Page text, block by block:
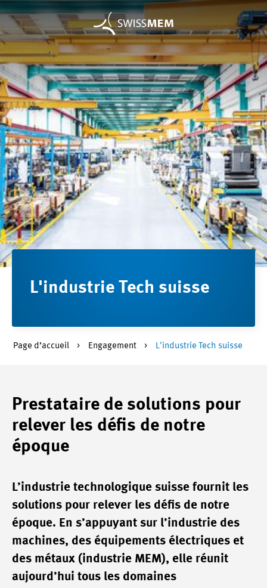
L'industrie Tech suisse
Page d’accueil Engagement L'industrie Tech suisse
Prestataire de solutions pour
relever les défis de notre
époque
L’industrie technologique suisse fournit les
solutions pour relever les défis de notre
époque. En s’appuyant sur l’industrie des
machines, des équipements électriques et
des métaux (industrie MEM), elle réunit
aujourd’hui tous les domaines